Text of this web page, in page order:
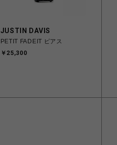
JUSTIN DAVIS
PETIT FADEIT ピアス
￥25,300